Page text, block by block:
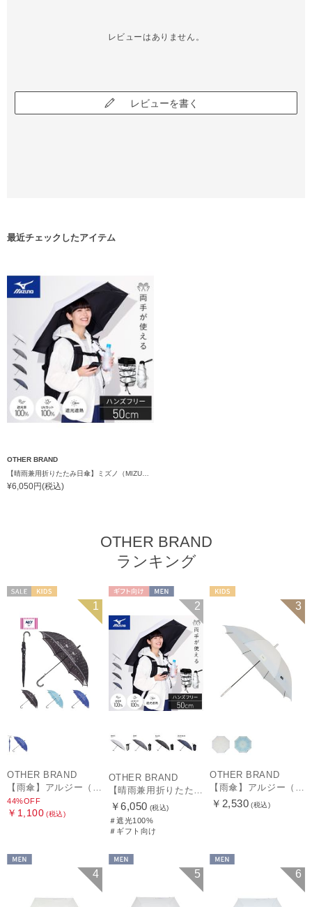
レビューはありません。
レビューを書く
最近チェックしたアイテム
OTHER BRAND
¥6,050円(税込)
OTHER BRAND
ランキング
1
OTHER BRAND
【雨傘】アルジー（ALGY）ドット 長傘 【公式ムーンバット】 キッズ 子供傘 55cm 58cm 55cmは窓付き
44%OFF
￥1,100 (税込)
2
OTHER BRAND
【晴雨兼用折りたたみ日傘】ミズノ（MIZUNO）ハンズフリー 遮光100% 遮熱 UV100％ 軽量
￥6,050 (税込)
＃遮光100%
＃ギフト向け
3
OTHER BRAND
【雨傘】アルジー（ALGY）子供用通学雨傘 グラデーション ボタンジャンプ
￥2,530 (税込)
4 5 6